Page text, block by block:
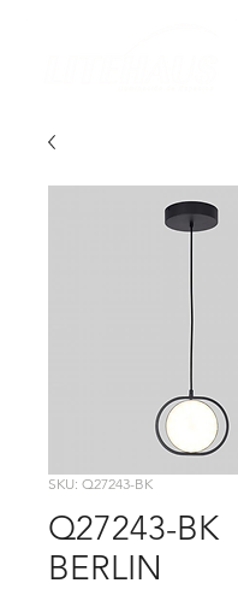
SKU: Q27243-BK
Q27243-BK
BERLIN